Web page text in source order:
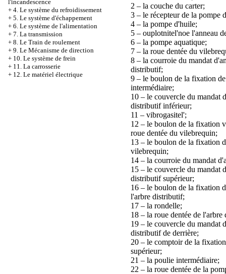
l'incandescence
+ 4. Le système du refroidissement
+ 5. Le système d'échappement
+ 6. Le système de l'alimentation
+ 7. La transmission
+ 8. Le Train de roulement
+ 9. Le Mécanisme de direction
+ 10. Le système de frein
+ 11. La carrosserie
+ 12. Le matériel électrique
2 – la couche du carter;
3 – le récepteur de la pompe
4 – la pompe d'huile;
5 – ouplotnitel'noe l'anneau
6 – la pompe aquatique;
7 – la roue dentée du
8 – la courroie du mandat
distributif;
9 – le boulon de la fixation
intermédiaire;
10 – le couvercle du mandat
distributif inférieur;
11 – vibrogasitel';
12 – le boulon de la fixation
roue dentée du vilebrequin;
13 – le boulon de la fixation
vilebrequin;
14 – la courroie du mandat
15 – le couvercle du mandat
distributif supérieur;
16 – le boulon de la fixation
l'arbre distributif;
17 – la rondelle;
18 – la roue dentée de
19 – le couvercle du mandat
distributif de derrière;
20 – le comptoir de la
supérieur;
21 – la poulie intermédiaire;
22 – la roue dentée de la